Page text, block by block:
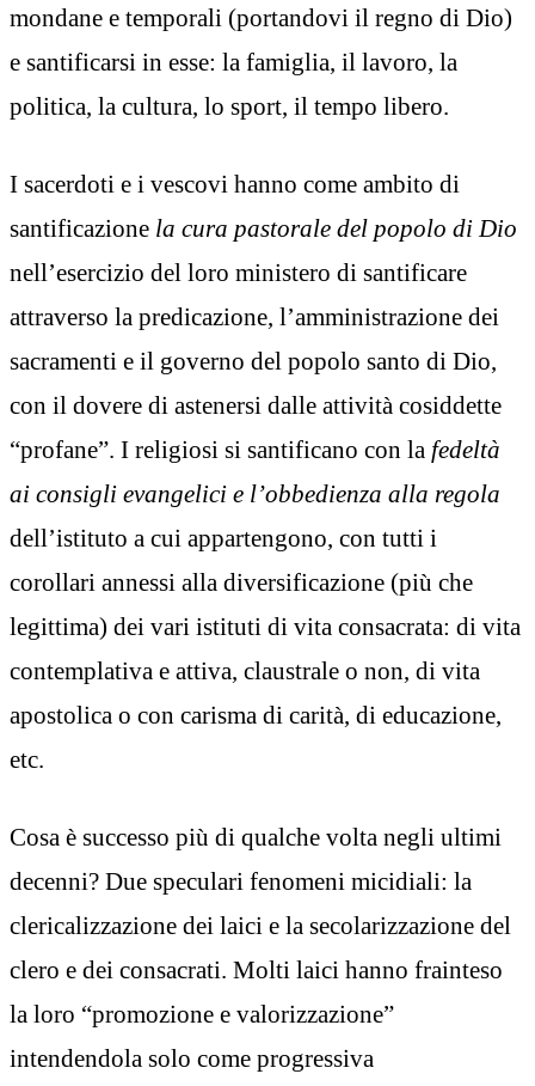
mondane e temporali (portandovi il regno di Dio)
e santificarsi in esse: la famiglia, il lavoro, la
politica, la cultura, lo sport, il tempo libero.
I sacerdoti e i vescovi hanno come ambito di
santificazione la cura pastorale del popolo di Dio
nell’esercizio del loro ministero di santificare
attraverso la predicazione, l’amministrazione dei
sacramenti e il governo del popolo santo di Dio,
con il dovere di astenersi dalle attività cosiddette
“profane”. I religiosi si santificano con la fedeltà
ai consigli evangelici e l’obbedienza alla regola
dell’istituto a cui appartengono, con tutti i
corollari annessi alla diversificazione (più che
legittima) dei vari istituti di vita consacrata: di vita
contemplativa e attiva, claustrale o non, di vita
apostolica o con carisma di carità, di educazione,
etc.
Cosa è successo più di qualche volta negli ultimi
decenni? Due speculari fenomeni micidiali: la
clericalizzazione dei laici e la secolarizzazione del
clero e dei consacrati. Molti laici hanno frainteso
la loro “promozione e valorizzazione”
intendendola solo come progressiva